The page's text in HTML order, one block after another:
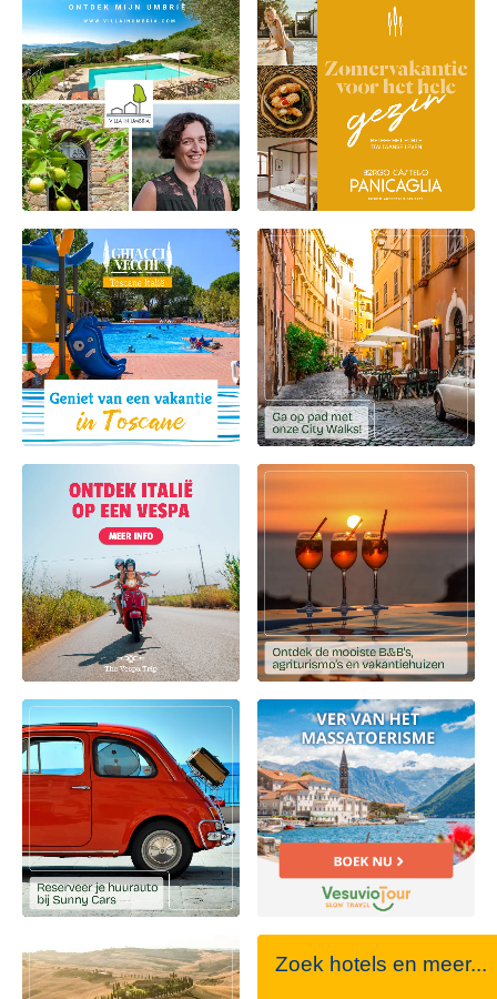
Zoek hotels en meer...